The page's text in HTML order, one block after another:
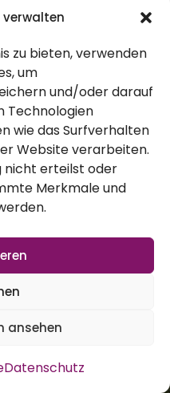
zu bieten, verwenden
um
und/oder darauf
Technologien
wie das Surfverhalten
Website verarbeiten.
nicht erteilst oder
Merkmale und
ansehen
Datenschutz
deinem Garten
findest du eine
Von
wähle deine
Zeit im
und
anbaust
und Freude in